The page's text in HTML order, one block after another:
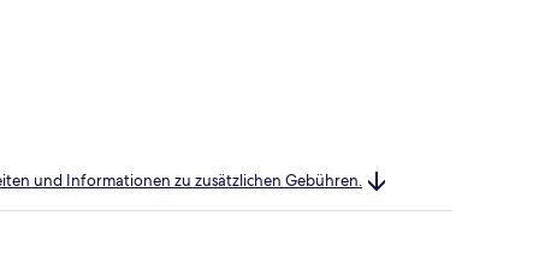
und Informationen zu zusätzlichen Gebühren.